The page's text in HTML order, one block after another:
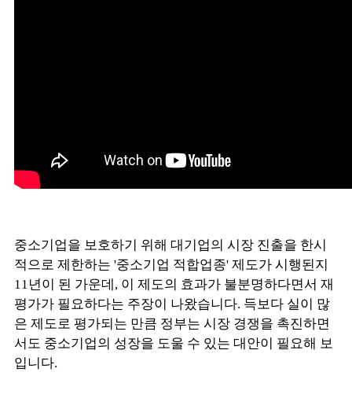
중소기업을 보호하기 위해 대기업의 시장 진출을 한시
적으로 제한하는 '중소기업 적합업종' 제도가 시행된지
11년이 된 가운데, 이 제도의 효과가 불분명하다면서 재
평가가 필요하다는 주장이 나왔습니다. 득보다 실이 많
은 제도로 평가되는 만큼 정부는 시장 경쟁을 촉진하면
서도 중소기업의 성장을 도울 수 있는 대안이 필요해 보
입니다.